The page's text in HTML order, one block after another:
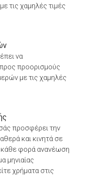
τις χαμηλές τιμές
να
προορισμούς
με τις χαμηλές
προσφέρει την
και κινητά σε
κάθε φορά ανανέωση
μηνιαίας
χρήματα στις